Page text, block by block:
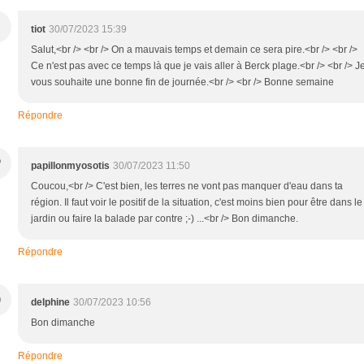
tiot 30/07/2023 15:39
Salut,<br /> <br /> On a mauvais temps et demain ce sera pire.<br /> <br />
Ce n'est pas avec ce temps là que je vais aller à Berck plage.<br /> <br />
vous souhaite une bonne fin de journée.<br /> <br /> Bonne semaine
Répondre
papillonmyosotis 30/07/2023 11:50
Coucou,<br /> C'est bien, les terres ne vont pas manquer d'eau dans ta
région. Il faut voir le positif de la situation, c'est moins bien pour être dans le
jardin ou faire la balade par contre ;-) ...<br /> Bon dimanche.
Répondre
delphine 30/07/2023 10:56
Bon dimanche
Répondre